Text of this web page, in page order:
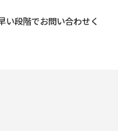
い段階でお問い合わせく